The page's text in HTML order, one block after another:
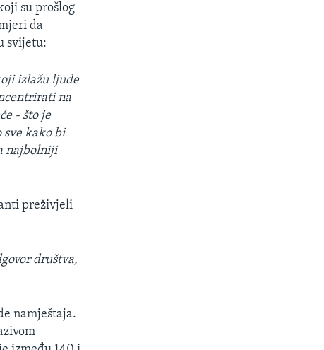
su prošlog
da
svijetu:
izlažu ljude
na
- što je
sve kako bi
najbolniji
preživjeli
društva,
namještaja.